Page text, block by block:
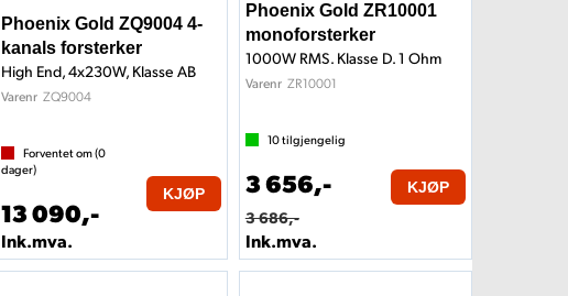
Phoenix Gold ZQ9004 4-
kanals forsterker
High End, 4x230W, Klasse AB
Varenr ZQ9004
Forventet om (0
dager)
13 090,-
Ink.mva.
KJØP
Phoenix Gold ZR10001
monoforsterker
1000W RMS. Klasse D. 1 Ohm
Varenr ZR10001
10tilgjengelig
3 656,-
3 686,-
Ink.mva.
KJØP